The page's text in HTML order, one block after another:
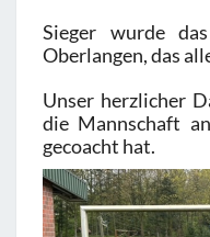
Sieger wurde
Oberlangen, das
Unser herzlicher
die Mannschaft
gecoacht hat.